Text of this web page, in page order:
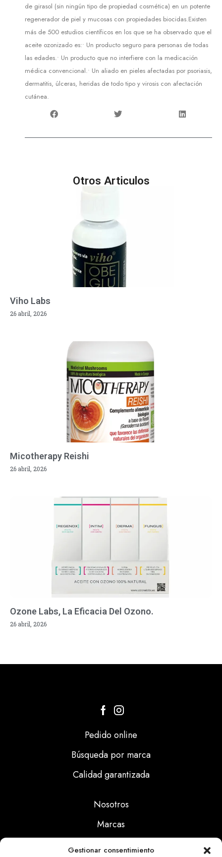
Gestionar consentimiento
de girasol (sin ningún tipo de propiedad cosmética) en un potente
regenerador de piel y mucosas con propiedades biocidas.Existen
más de 500 estudios científicos en los que se ha observado que el
aceite ozonizado es:• Un producto seguro para personas de todas
las edades.• Un producto que no interfiere con la medicación
médica convencional.• Un aliado en pieles afectadas por psoriasis,
dermatitis, úlceras, heridas de todo tipo y virosis con afectación
cutánea.
Otros Articulos
Viho Labs
26 abril, 2026
Micotherapy Reishi
26 abril, 2026
Ozone Labs, La Eficacia Del Ozono.
26 abril, 2026
Pedido online
Búsqueda por marca
Calidad garantizada
Nosotros
Marcas